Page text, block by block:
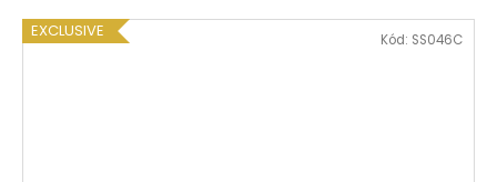
EXCLUSIVE Kód: SS046C